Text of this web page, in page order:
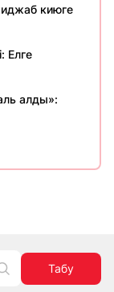
киюге
Елге
алды»:
Табу